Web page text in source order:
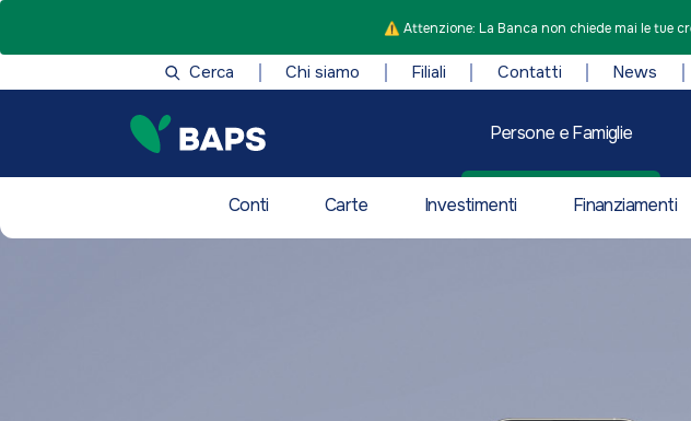
⚠️ Attenzione: La Banca non chiede mai le tue
Cerca Chi siamo Filiali Contatti News
Persone e Famiglie
Conti Carte Investimenti Finanziamenti